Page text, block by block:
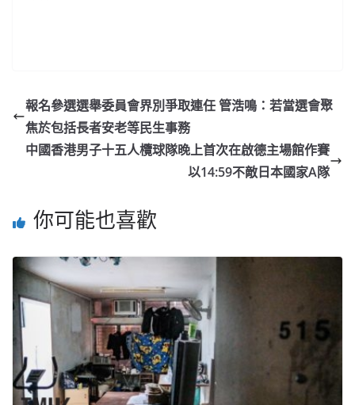
報名參選選舉委員會界別爭取連任 管浩鳴：若當選會聚
焦於包括長者安老等民生事務
中國香港男子十五人欖球隊晚上首次在啟德主場館作賽
以14:59不敵日本國家A隊
你可能也喜歡